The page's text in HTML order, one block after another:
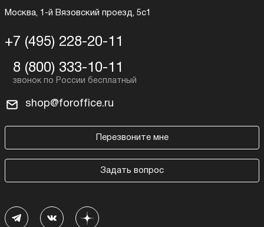
Москва, 1-й Вязовский проезд, 5с1
+7 (495) 228-20-11
8 (800) 333-10-11
shop@foroffice.ru
Перезвоните мне
Задать вопрос